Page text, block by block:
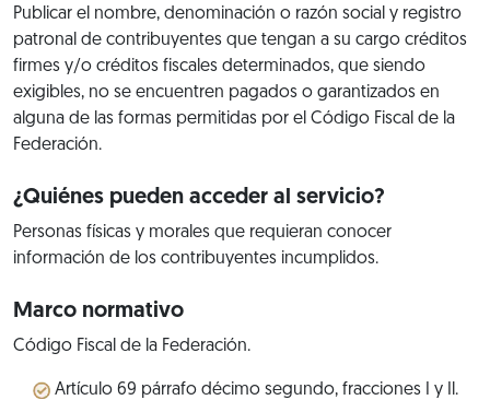
Publicar el nombre, denominación o razón social y registro
patronal de contribuyentes que tengan a su cargo créditos
firmes y/o créditos fiscales determinados, que siendo
exigibles, no se encuentren pagados o garantizados en
alguna de las formas permitidas por el Código Fiscal de la
Federación.
¿Quiénes pueden acceder al servicio?
Personas físicas y morales que requieran conocer
información de los contribuyentes incumplidos.
Marco normativo
Código Fiscal de la Federación.
Artículo 69 párrafo décimo segundo, fracciones I y Il.